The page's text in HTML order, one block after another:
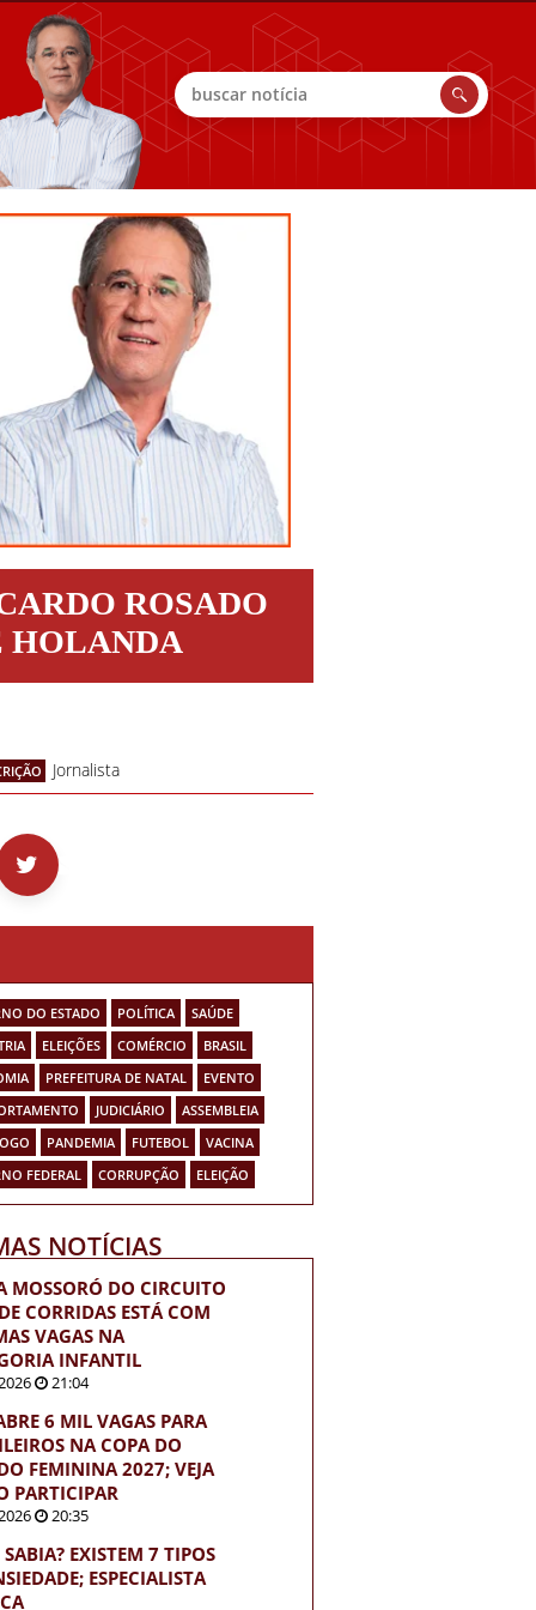
Buscar
ROSADO
HOLANDA
Jornalista
DO ESTADO POLÍTICA
SAÚDE
ELEIÇÕES COMÉRCIO
BRASIL
PREFEITURA DE NATAL
EVENTO
JUDICIÁRIO
ASSEMBLEIA
PANDEMIA FUTEBOL
VACINA
FEDERAL
CORRUPÇÃO ELEIÇÃO
NOTÍCIAS
MOSSORÓ DO CIRCUITO
CORRIDAS ESTÁ COM
VAGAS NA
INFANTIL
21:04
6 MIL VAGAS PARA
NA COPA DO
FEMININA 2027; VEJA
PARTICIPAR
20:35
EXISTEM 7 TIPOS
ESPECIALISTA